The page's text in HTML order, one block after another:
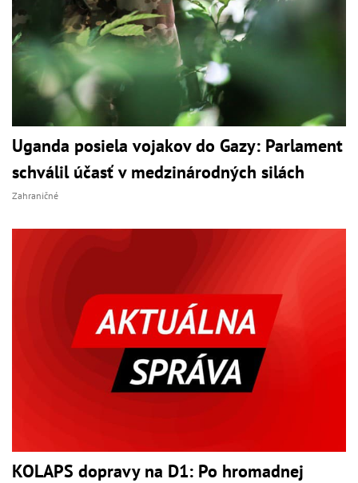
Uganda posiela vojakov do Gazy: Parlament
schválil účasť v medzinárodných silách
Zahraničné
KOLAPS dopravy na D1: Po hromadnej